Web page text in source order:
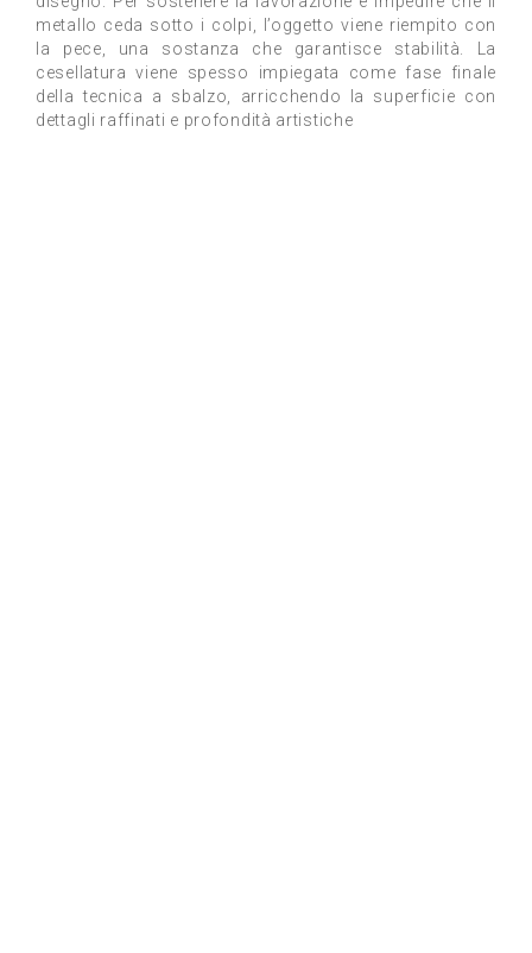
metallo ceda sotto i colpi, l’oggetto viene riempito con
la pece, una sostanza che garantisce stabilità. La
cesellatura viene spesso impiegata come fase finale
della tecnica a sbalzo, arricchendo la superficie con
dettagli raffinati e profondità artistiche